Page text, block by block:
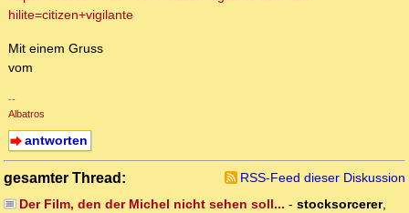
hilite=citizen+vigilante
Mit einem Gruss
vom
--
Albatros
antworten
gesamter Thread:
RSS-Feed dieser Diskussion
Der Film, den der Michel nicht sehen soll... - stocksorcerer,